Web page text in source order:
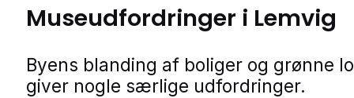
Museudfordringer i Lemvig
Byens blanding af boliger og grønne
giver nogle særlige udfordringer.